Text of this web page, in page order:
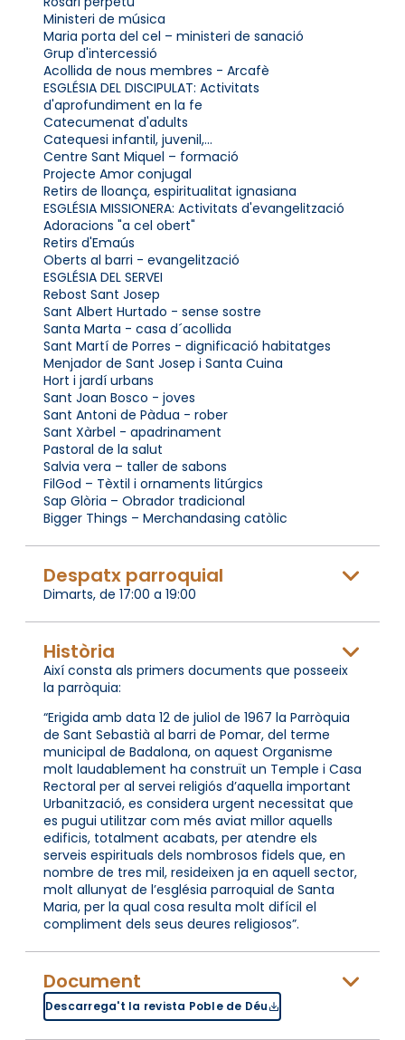
Ministeri de música
Maria porta del cel – ministeri de sanació
Grup d'intercessió
Acollida de nous membres - Arcafè
ESGLÉSIA DEL DISCIPULAT: Activitats
d'aprofundiment en la fe
Catecumenat d'adults
Catequesi infantil, juvenil,...
Centre Sant Miquel – formació
Projecte Amor conjugal
Retirs de lloança, espiritualitat ignasiana
ESGLÉSIA MISSIONERA: Activitats d'evangelització
Adoracions "a cel obert"
Retirs d'Emaús
Oberts al barri - evangelització
ESGLÉSIA DEL SERVEI
Rebost Sant Josep
Sant Albert Hurtado - sense sostre
Santa Marta - casa d´acollida
Sant Martí de Porres - dignificació habitatges
Menjador de Sant Josep i Santa Cuina
Hort i jardí urbans
Sant Joan Bosco - joves
Sant Antoni de Pàdua - rober
Sant Xàrbel - apadrinament
Pastoral de la salut
Salvia vera – taller de sabons
FilGod – Tèxtil i ornaments litúrgics
Sap Glòria – Obrador tradicional
Bigger Things – Merchandasing catòlic
Despatx parroquial
Dimarts, de 17:00 a 19:00
Història
Així consta als primers documents que posseeix
la parròquia:
“Erigida amb data 12 de juliol de 1967 la Parròquia
de Sant Sebastià al barri de Pomar, del terme
municipal de Badalona, on aquest Organisme
molt laudablement ha construït un Temple i Casa
Rectoral per al servei religiós d’aquella important
Urbanització, es considera urgent necessitat que
es pugui utilitzar com més aviat millor aquells
edificis, totalment acabats, per atendre els
serveis espirituals dels nombrosos fidels que, en
nombre de tres mil, resideixen ja en aquell sector,
molt allunyat de l’església parroquial de Santa
Maria, per la qual cosa resulta molt difícil el
compliment dels seus deures religiosos”.
Document
Descarrega't la revista Poble de Déu